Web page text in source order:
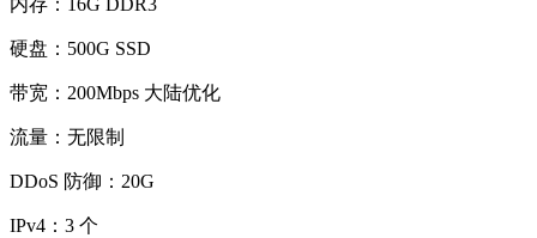
内存：16G DDR3
硬盘：500G SSD
带宽：200Mbps 大陆优化
流量：无限制
DDoS 防御：20G
IPv4：3 个